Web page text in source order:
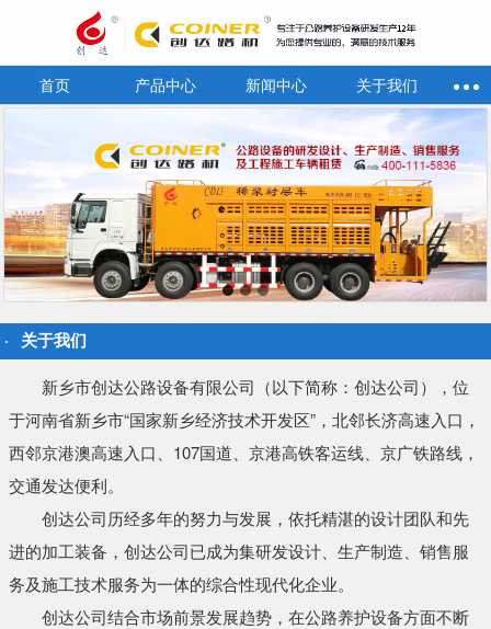
首页 产品中心 新闻中心 关于我们
关于我们
新乡市创达公路设备有限公司（以下简称：创达公司），位
于河南省新乡市“国家新乡经济技术开发区”，北邻长济高速入口，
西邻京港澳高速入口、107国道、京港高铁客运线、京广铁路线，
交通发达便利。
创达公司历经多年的努力与发展，依托精湛的设计团队和先
进的加工装备，创达公司已成为集研发设计、生产制造、销售服
务及施工技术服务为一体的综合性现代化企业。
创达公司结合市场前景发展趋势，在公路养护设备方面不断